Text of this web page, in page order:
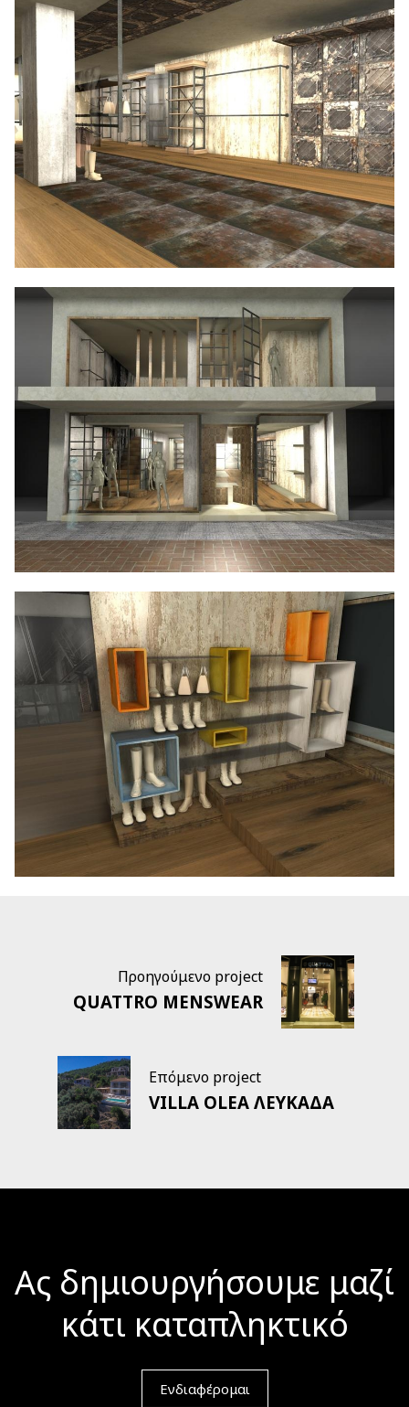
Προηγούμενο project
QUATTRO MENSWEAR
Επόμενο project
VILLA OLEA ΛΕΥΚΑΔΑ
Ας δημιουργήσουμε μαζί
κάτι καταπληκτικό
Ενδιαφέρομαι